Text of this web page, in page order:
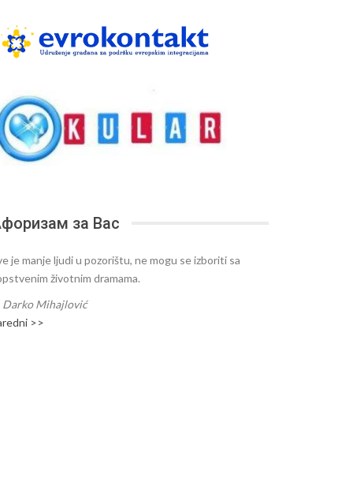
за Вас
je manje ljudi u pozorištu, ne mogu se izboriti sa
životnim dramama.
Darko Mihajlović
>>